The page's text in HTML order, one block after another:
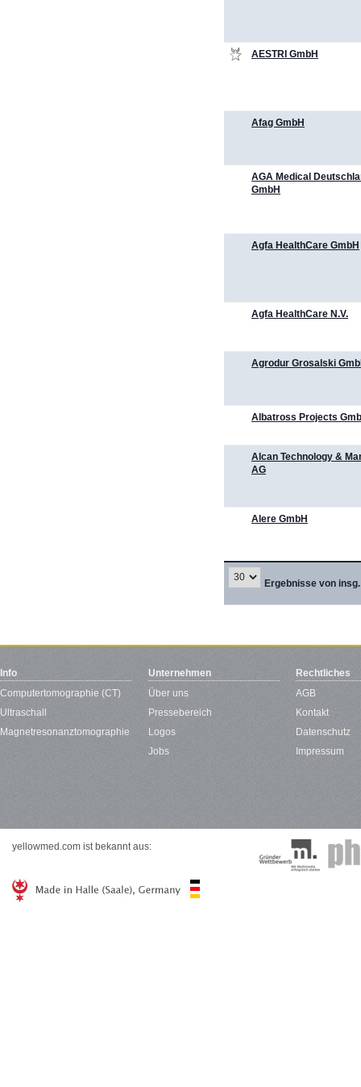
Ergebnisse von
AESTRI GmbH
Afag GmbH
AGA Medical
GmbH
Agfa HealthCare GmbH
Agfa HealthCare N.V.
Agrodur Grosalski
Albatross Projects
Alcan Technology &
AG
Alere GmbH
Info
Computertomographie (CT)
Ultraschall
Magnetresonanztomographie
Unternehmen
Über uns
Pressebereich
Logos
Jobs
Rechtliches
AGB
Kontakt
Datenschutz
Impressum
yellowmed.com ist bekannt aus: